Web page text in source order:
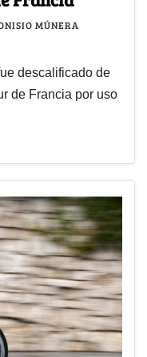
MÚNERA
descalificado de
de Francia por uso